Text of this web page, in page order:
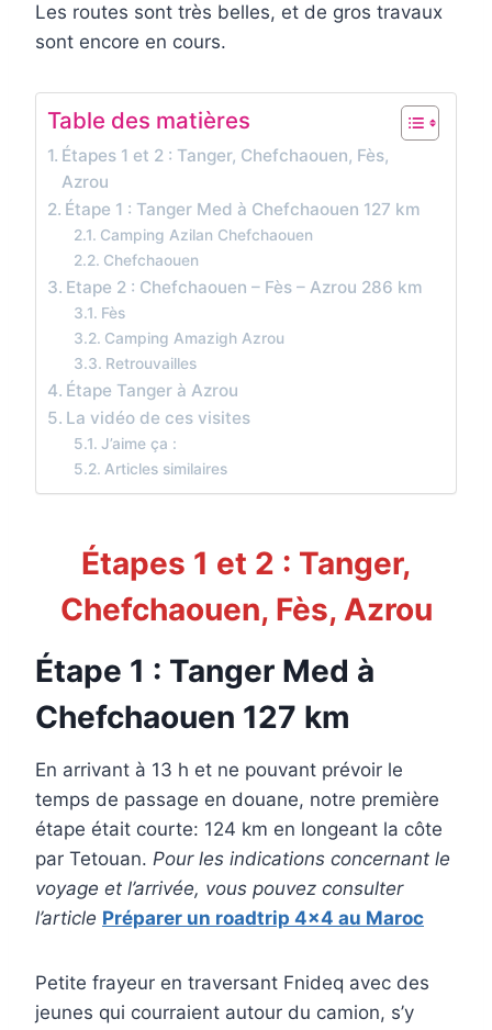
Les routes sont très belles, et de gros travaux
sont encore en cours.
Table des matières
Étapes 1 et 2 : Tanger, Chefchaouen, Fès,
Azrou
Étape 1 : Tanger Med à Chefchaouen 127 km
Camping Azilan Chefchaouen
Chefchaouen
Etape 2 : Chefchaouen – Fès – Azrou 286 km
Fès
Camping Amazigh Azrou
Retrouvailles
Étape Tanger à Azrou
La vidéo de ces visites
J’aime ça :
Articles similaires
Étapes 1 et 2 : Tanger,
Chefchaouen, Fès, Azrou
Étape 1 : Tanger Med à
Chefchaouen 127 km
En arrivant à 13 h et ne pouvant prévoir le
temps de passage en douane, notre première
étape était courte: 124 km en longeant la côte
par Tetouan. Pour les indications concernant le
voyage et l’arrivée, vous pouvez consulter
l’article Préparer un roadtrip 4×4 au Maroc
Petite frayeur en traversant Fnideq avec des
jeunes qui courraient autour du camion, s’y